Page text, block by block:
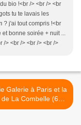
bio !<br /> <br /> <br
tu te lavais les
? j'ai tout compris !<br
et bonne soirée + nuit ...
/> <br /> <br /> <br />
Galerie à Paris et la
La Combelle (63)
... >